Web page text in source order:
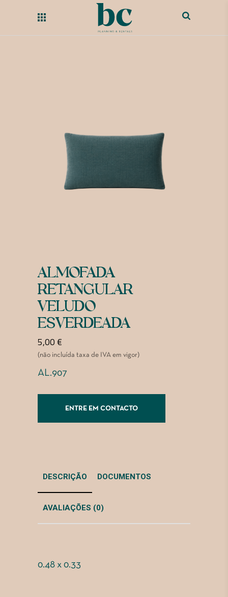
ALMOFADA
RETANGULAR
VELUDO
ESVERDEADA
5,00 €
(não incluída taxa de IVA em vigor)
AL.907
ENTRE EM CONTACTO
DESCRIÇÃO DOCUMENTOS
AVALIAÇÕES (0)
0.48 x 0.33